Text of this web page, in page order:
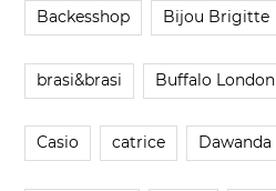
Backesshop Bijou Brigitte
brasi&brasi Buffalo London
Casio catrice Dawanda